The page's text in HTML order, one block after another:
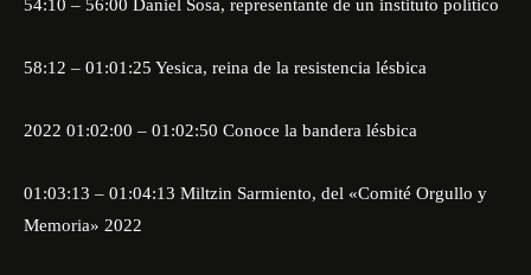
54:10 – 56:00 Daniel Sosa, representante de un instituto político
58:12 – 01:01:25 Yesica, reina de la resistencia lésbica
2022 01:02:00 – 01:02:50 Conoce la bandera lésbica
01:03:13 – 01:04:13 Miltzin Sarmiento, del «Comité Orgullo y
Memoria» 2022